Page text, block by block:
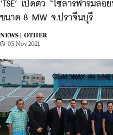
‘TSE’ เปิดตัว “โซลาร์ฟาร์มลอ
ขนาด 8 MW จ.ปราจีนบุรี
NEWS |
OTHER
05 Nov 2021